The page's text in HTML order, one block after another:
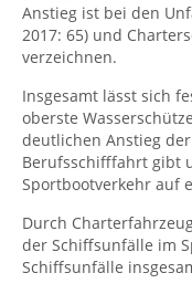
Anstieg ist bei den
2017: 65) und
verzeichnen.
Insgesamt lässt sich
oberste
deutlichen Anstieg
Berufsschifffahrt gibt
Sportbootverkehr auf
Durch
der Schiffsunfälle im
Schiffsunfälle